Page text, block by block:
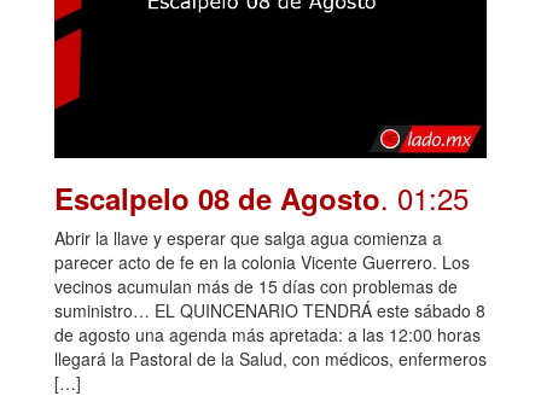
Escalpelo 08 de Agosto. 01:25
Abrir la llave y esperar que salga agua comienza a
parecer acto de fe en la colonia Vicente Guerrero. Los
vecinos acumulan más de 15 días con problemas de
suministro… EL QUINCENARIO TENDRÁ este sábado 8
de agosto una agenda más apretada: a las 12:00 horas
llegará la Pastoral de la Salud, con médicos, enfermeros
[…]